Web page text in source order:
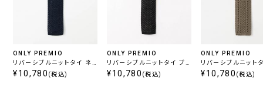
ONLY PREMIO
リバーシブルニットタイ ネ
イビー
¥10,780 (税込)
ONLY PREMIO
リバーシブルニットタイ ブ
ラック
¥10,780 (税込)
ONLY PREMIO
リバーシブルニット
ージュ
¥10,780 (税込)